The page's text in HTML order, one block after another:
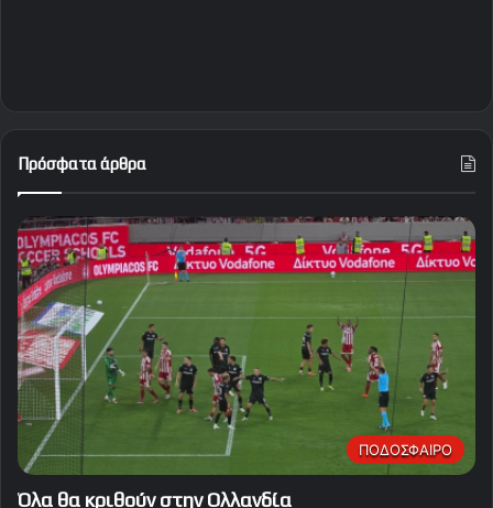
Πρόσφατα άρθρα
ΠΟΔΟΣΦΑΙΡΟ
Όλα θα κριθούν στην Ολλανδία